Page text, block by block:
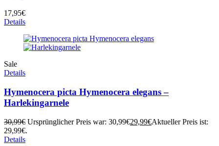
17,95€
Details
Sale
Details
Hymenocera picta Hymenocera elegans –
Harlekingarnele
30,99€ Ursprünglicher Preis war: 30,99€29,99€Aktueller Preis ist:
29,99€.
Details